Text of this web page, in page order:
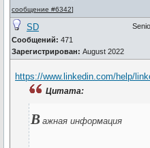
сообщение #6342]
SD
Сообщений: 471
Зарегистрирован: August 2022
https://www.linkedin.com/help/
Цитата:
В ажная информация